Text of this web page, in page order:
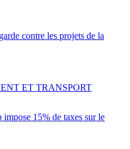
contre les projets de la
impose 15% de taxes sur le
ET TRANSPORT